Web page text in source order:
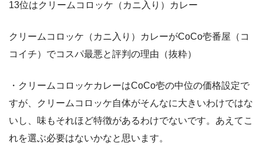
13位はクリームコロッケ（カニ入り）カレー
クリームコロッケ（カニ入り）カレーがCoCo壱番屋（コ
コイチ）でコスパ最悪と評判の理由（抜粋）
・クリームコロッケカレーはCoCo壱の中位の価格設定で
すが、クリームコロッケ自体がそんなに大きいわけではな
いし、味もそれほど特徴があるわけでないです。あえてこ
れを選ぶ必要はないかなと思います。